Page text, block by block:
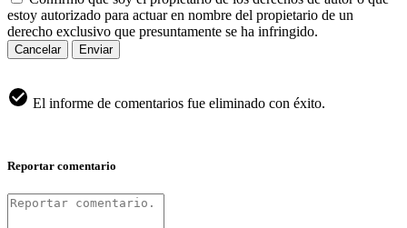
estoy autorizado para actuar en nombre del propietario de un
derecho exclusivo que presuntamente se ha infringido.
Cancelar Enviar
El informe de comentarios fue eliminado con éxito.
Reportar comentario